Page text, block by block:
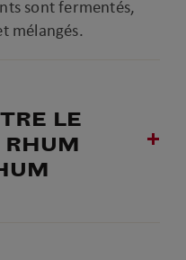
sont fermentés,
mélangés.
LE
RHUM